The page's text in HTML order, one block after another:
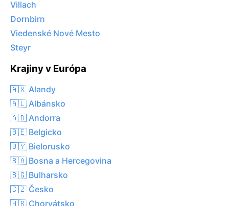
Villach
Dornbirn
Viedenské Nové Mesto
Steyr
Krajiny v Európa
🇦🇽 Alandy
🇦🇱 Albánsko
🇦🇩 Andorra
🇧🇪 Belgicko
🇧🇾 Bielorusko
🇧🇦 Bosna a Hercegovina
🇧🇬 Bulharsko
🇨🇿 Česko
🇭🇷 Chorvátsko